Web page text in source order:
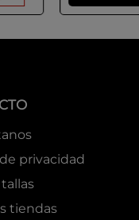
privacidad
tiendas